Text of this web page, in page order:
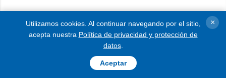
En realidad, eso fue precisamente lo que ocurrió.
A pesar del evidente deseo de Moscú de sembrar
el caos, las misiones diplomáticas europeas
Utilizamos cookies. Al continuar navegando por el sitio,
acepta nuestra Política de privacidad y protección de
datos.
Aceptar
×